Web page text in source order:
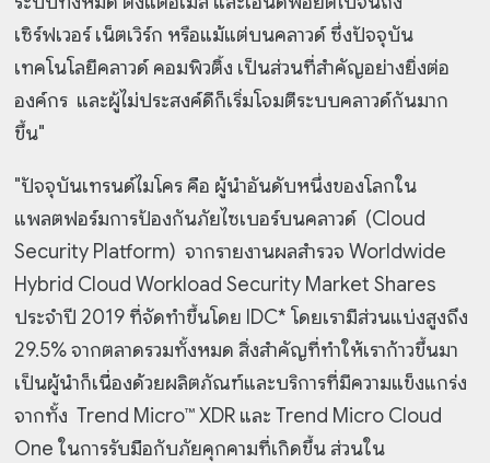
เซิร์ฟเวอร์ เน็ตเวิร์ก หรือแม้แต่บนคลาวด์ ซึ่งปัจจุบัน
เทคโนโลยีคลาวด์ คอมพิวติ้ง เป็นส่วนที่สำคัญอย่างยิ่งต่อ
องค์กร และผู้ไม่ประสงค์ดีก็เริ่มโจมตีระบบคลาวด์กันมาก
ขึ้น"
"ปัจจุบันเทรนด์ไมโคร คือ ผู้นำอันดับหนึ่งของโลกใน
แพลตฟอร์มการป้องกันภัยไซเบอร์บนคลาวด์ (Cloud
Security Platform) จากรายงานผลสำรวจ Worldwide
Hybrid Cloud Workload Security Market Shares
ประจำปี 2019 ที่จัดทำขึ้นโดย IDC* โดยเรามีส่วนแบ่งสูงถึง
29.5% จากตลาดรวมทั้งหมด สิ่งสำคัญที่ทำให้เราก้าวขึ้นมา
เป็นผู้นำก็เนื่องด้วยผลิตภัณฑ์และบริการที่มีความแข็งแกร่ง
จากทั้ง Trend Micro™ XDR และ Trend Micro Cloud
One ในการรับมือกับภัยคุกคามที่เกิดขึ้น ส่วนใน